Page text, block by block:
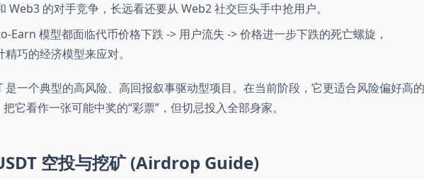
Web3 的对手竞争，长远看还要从 Web2 社交巨头手中抢用户。
Earn 模型都面临代币价格下跌 -> 用户流失 -> 价格进一步下跌的死亡螺旋，
巧的经济模型来应对。
是一个典型的高风险、高回报叙事驱动型项目。在当前阶段，它更适合风险偏好高的
它看作一张可能中奖的“彩票”，但切忌投入全部身家。
空投与挖矿 (Airdrop Guide)